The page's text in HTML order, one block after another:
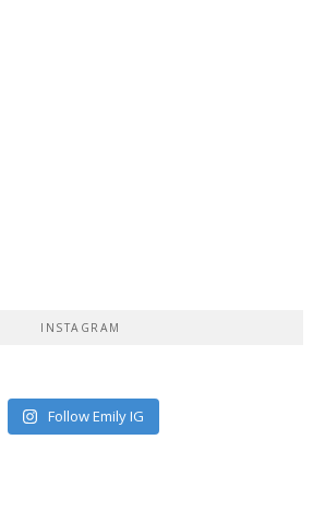
INSTAGRAM
Follow Emily IG